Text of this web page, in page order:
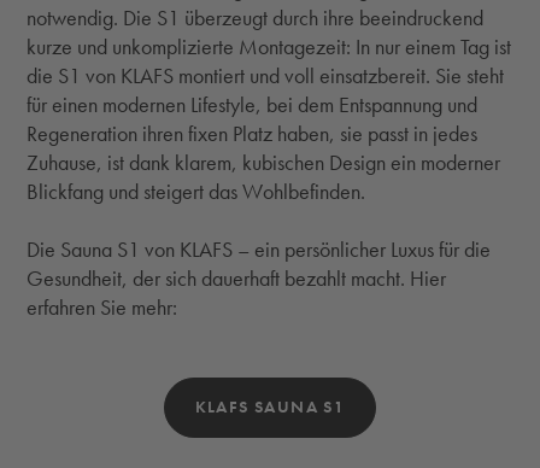
notwendig. Die S1 überzeugt durch ihre beeindruckend
kurze und unkomplizierte Montagezeit: In nur einem Tag ist
die S1 von KLAFS montiert und voll einsatzbereit. Sie steht
für einen modernen Lifestyle, bei dem Entspannung und
Regeneration ihren fixen Platz haben, sie passt in jedes
Zuhause, ist dank klarem, kubischen Design ein moderner
Blickfang und steigert das Wohlbefinden.
Die Sauna S1 von KLAFS – ein persönlicher Luxus für die
Gesundheit, der sich dauerhaft bezahlt macht. Hier
erfahren Sie mehr:
KLAFS SAUNA S1